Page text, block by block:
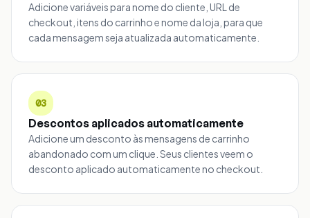
Adicione variáveis para nome do cliente, URL de
checkout, itens do carrinho e nome da loja, para que
cada mensagem seja atualizada automaticamente.
03
Descontos aplicados automaticamente
Adicione um desconto às mensagens de carrinho
abandonado com um clique. Seus clientes veem o
desconto aplicado automaticamente no checkout.